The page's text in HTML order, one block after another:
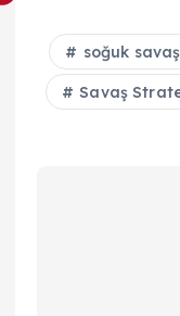
soğuk savaş
Savaş